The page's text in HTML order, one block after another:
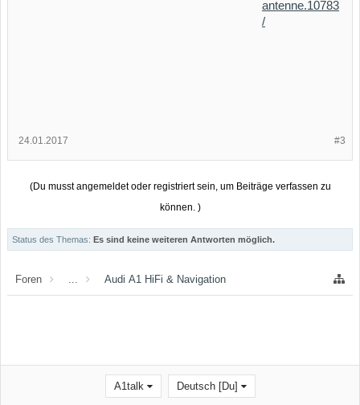
antenne.10783
/
#3
24.01.2017
(Du musst angemeldet oder registriert sein, um Beiträge verfassen zu
können. )
Status des Themas: Es sind keine weiteren Antworten möglich.
Foren ... Audi A1 HiFi & Navigation
A1talk Deutsch [Du]